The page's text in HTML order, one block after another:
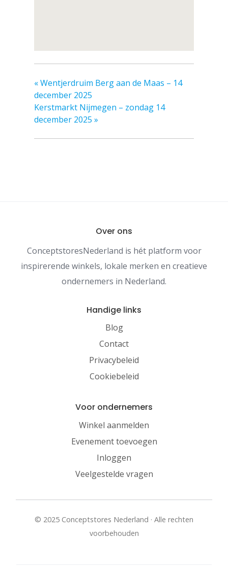
«Wentjerdruim Berg aan de Maas – 14
december 2025
Kerstmarkt Nijmegen – zondag 14
december 2025 »
Over ons
ConceptstoresNederland is hét platform voor
inspirerende winkels, lokale merken en creatieve
ondernemers in Nederland.
Handige links
Blog
Contact
Privacybeleid
Cookiebeleid
Voor ondernemers
Winkel aanmelden
Evenement toevoegen
Inloggen
Veelgestelde vragen
© 2025 Conceptstores Nederland · Alle rechten
voorbehouden